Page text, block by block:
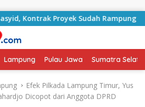
Proyek Sudah Rampung
Lampung Pulau Jawa Sumatra
Efek Pilkada Lampung Timur, Yus
Dicopot dari Anggota DPRD